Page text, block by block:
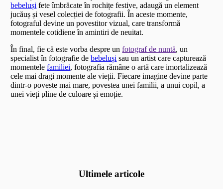
bebeluși fete îmbrăcate în rochițe festive, adaugă un element
jucăuș și vesel colecției de fotografii. În aceste momente,
fotograful devine un povestitor vizual, care transformă
momentele cotidiene în amintiri de neuitat.
În final, fie că este vorba despre unfotograf de nuntă, un
specialist în fotografie debebeluși sau un artist care capturează
momentelefamiliei, fotografia rămâne o artă care imortalizează
cele mai dragi momente ale vieții. Fiecare imagine devine parte
dintr-o poveste mai mare, povestea unei familii, a unui copil, a
unei vieți pline de culoare și emoție.
Ultimele articole